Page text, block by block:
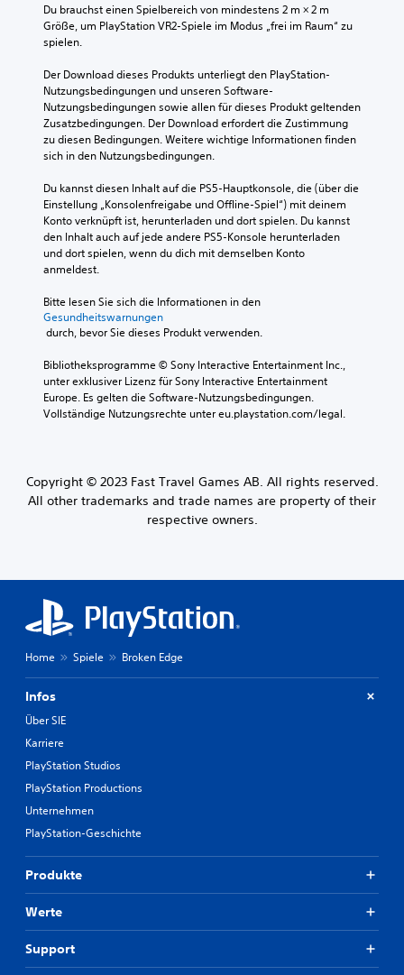
Du brauchst einen Spielbereich von mindestens 2 m × 2 m
Größe, um PlayStation VR2-Spiele im Modus „frei im Raum“ zu
spielen.
Der Download dieses Produkts unterliegt den PlayStation-
Nutzungsbedingungen und unseren Software-
Nutzungsbedingungen sowie allen für dieses Produkt geltenden
Zusatzbedingungen. Der Download erfordert die Zustimmung
zu diesen Bedingungen. Weitere wichtige Informationen finden
sich in den Nutzungsbedingungen.
Du kannst diesen Inhalt auf die PS5-Hauptkonsole, die (über die
Einstellung „Konsolenfreigabe und Offline-Spiel“) mit deinem
Konto verknüpft ist, herunterladen und dort spielen. Du kannst
den Inhalt auch auf jede andere PS5-Konsole herunterladen
und dort spielen, wenn du dich mit demselben Konto
anmeldest.
Bitte lesen Sie sich die Informationen in den
Gesundheitswarnungen
durch, bevor Sie dieses Produkt verwenden.
Bibliotheksprogramme © Sony Interactive Entertainment Inc.,
unter exklusiver Lizenz für Sony Interactive Entertainment
Europe. Es gelten die Software-Nutzungsbedingungen.
Vollständige Nutzungsrechte unter eu.playstation.com/legal.
Copyright © 2023 Fast Travel Games AB. All rights reserved.
All other trademarks and trade names are property of their
respective owners.
Home Spiele Broken Edge
Infos
Über SIE
Karriere
PlayStation Studios
PlayStation Productions
Unternehmen
PlayStation-Geschichte
Produkte
Werte
Support